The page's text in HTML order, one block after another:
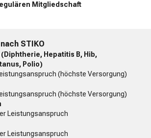
Mitgliedschaft
STIKO
Hepatitis B, Hib,
Polio)
(höchste Versorgung)
(höchste Versorgung)
Leistungsanspruch
Leistungsanspruch